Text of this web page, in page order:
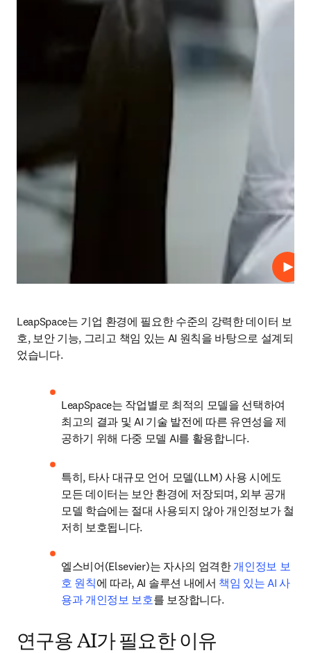
재생
LeapSpace는 기업 환경에 필요한 수준의 강력한 데이터 보
호, 보안 기능, 그리고 책임 있는 AI 원칙을 바탕으로 설계되
었습니다.
LeapSpace는 작업별로 최적의 모델을 선택하여
최고의 결과 및 AI 기술 발전에 따른 유연성을 제
공하기 위해 다중 모델 AI를 활용합니다.
특히, 타사 대규모 언어 모델(LLM) 사용 시에도
모든 데이터는 보안 환경에 저장되며, 외부 공개
모델 학습에는 절대 사용되지 않아 개인정보가 철
저히 보호됩니다.
엘스비어(Elsevier)는 자사의 엄격한 개인정보 보
호 원칙에 따라, AI 솔루션 내에서 책임 있는 AI 사
용과 개인정보 보호를 보장합니다.
연구용 AI가 필요한 이유